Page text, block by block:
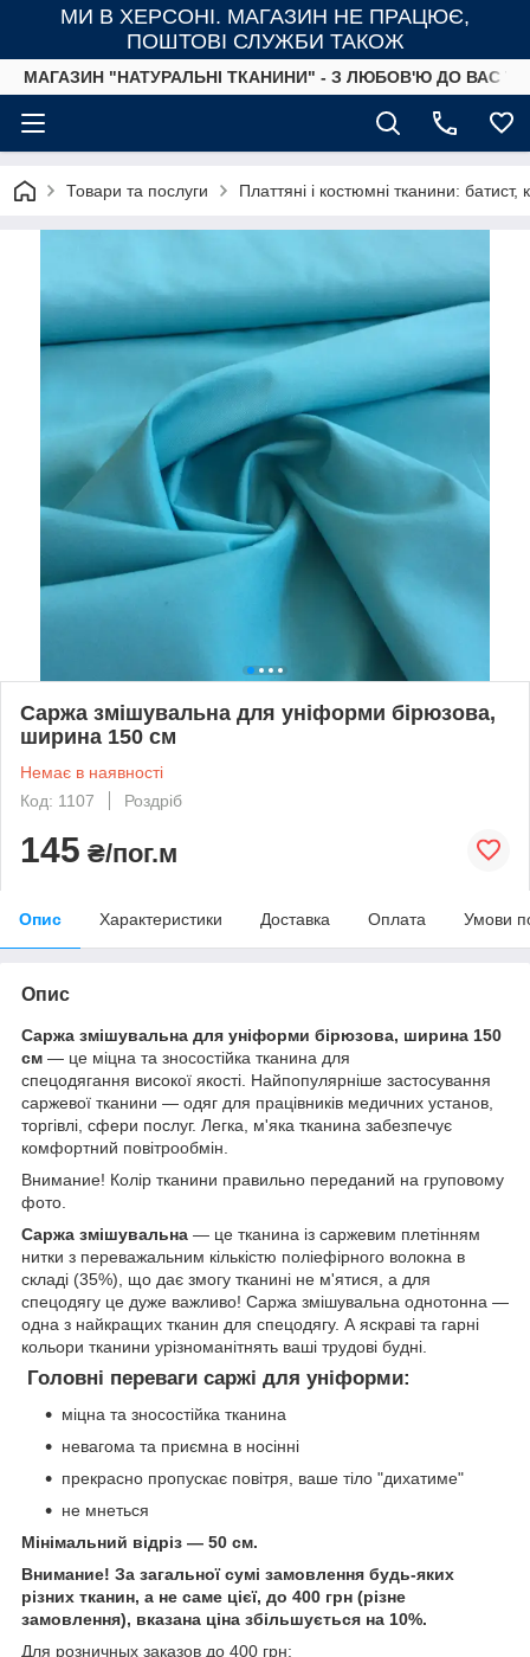
МИ В ХЕРСОНІ. МАГАЗИН НЕ ПРАЦЮЄ,
ПОШТОВІ СЛУЖБИ ТАКОЖ
МАГАЗИН "НАТУРАЛЬНІ ТКАНИНИ" - З ЛЮБОВ'Ю ДО ВАС
Товари та послуги Платтяні і костюмні тканини:
Саржа змішувальна для уніформи бірюзова,
ширина 150 см
Немає в наявності
Код: 1107
Роздріб
145 ₴/пог.м
Опис Характеристики Доставка Оплата Умови
Опис
Саржа змішувальна для уніформи бірюзова, ширина 150
см — це міцна та зносостійка тканина для
спецодягання високої якості. Найпопулярніше застосування
саржевої тканини — одяг для працівників медичних установ,
торгівлі, сфери послуг. Легка, м'яка тканина забезпечує
комфортний повітрообмін.
Внимание! Колір тканини правильно переданий на груповому
фото.
Саржа змішувальна — це тканина із саржевим плетінням
нитки з переважальним кількістю поліефірного волокна в
складі (35%), що дає змогу тканині не м'ятися, а для
спецодягу це дуже важливо! Саржа змішувальна однотонна —
одна з найкращих тканин для спецодягу. А яскраві та гарні
кольори тканини урізноманітнять ваші трудові будні.
Головні переваги саржі для уніформи:
міцна та зносостійка тканина
невагома та приємна в носінні
прекрасно пропускає повітря, ваше тіло "дихатиме"
не мнеться
Мінімальний відріз — 50 см.
Внимание! За загальної сумі замовлення будь-яких
різних тканин, а не саме цієї, до 400 грн (різне
замовлення), вказана ціна збільшується на 10%.
Для розничных заказов до 400 грн: